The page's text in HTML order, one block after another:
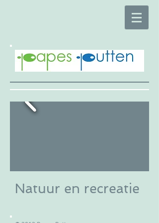
Natuur en recreatie